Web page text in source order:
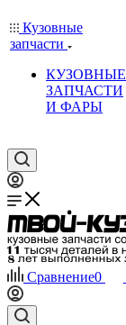
Кузовные
запчасти
КУЗОВНЫЕ
ЗАПЧАСТИ
И ФАРЫ
Сравнение0